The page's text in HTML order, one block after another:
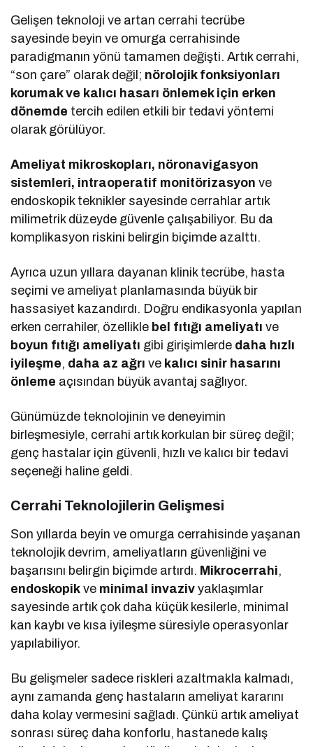
Gelişen teknoloji ve artan cerrahi tecrübe
sayesinde beyin ve omurga cerrahisinde
paradigmanın yönü tamamen değişti. Artık cerrahi,
“son çare” olarak değil; nörolojik fonksiyonları
korumak ve kalıcı hasarı önlemek için erken
dönemde tercih edilen etkili bir tedavi yöntemi
olarak görülüyor.
Ameliyat mikroskopları, nöronavigasyon
sistemleri, intraoperatif monitörizasyon ve
endoskopik teknikler sayesinde cerrahlar artık
milimetrik düzeyde güvenle çalışabiliyor. Bu da
komplikasyon riskini belirgin biçimde azalttı.
Ayrıca uzun yıllara dayanan klinik tecrübe, hasta
seçimi ve ameliyat planlamasında büyük bir
hassasiyet kazandırdı. Doğru endikasyonla yapılan
erken cerrahiler, özellikle bel fıtığı ameliyatı ve
boyun fıtığı ameliyatı gibi girişimlerde daha hızlı
iyileşme, daha az ağrı ve kalıcı sinir hasarını
önleme açısından büyük avantaj sağlıyor.
Günümüzde teknolojinin ve deneyimin
birleşmesiyle, cerrahi artık korkulan bir süreç değil;
genç hastalar için güvenli, hızlı ve kalıcı bir tedavi
seçeneği haline geldi.
Cerrahi Teknolojilerin Gelişmesi
Son yıllarda beyin ve omurga cerrahisinde yaşanan
teknolojik devrim, ameliyatların güvenliğini ve
başarısını belirgin biçimde artırdı. Mikrocerrahi,
endoskopik ve minimal invaziv yaklaşımlar
sayesinde artık çok daha küçük kesilerle, minimal
kan kaybı ve kısa iyileşme süresiyle operasyonlar
yapılabiliyor.
Bu gelişmeler sadece riskleri azaltmakla kalmadı,
aynı zamanda genç hastaların ameliyat kararını
daha kolay vermesini sağladı. Çünkü artık ameliyat
sonrası süreç daha konforlu, hastanede kalış